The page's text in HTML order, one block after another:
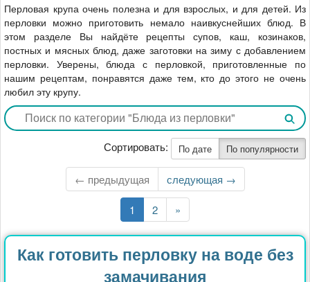
Перловая крупа очень полезна и для взрослых, и для детей. Из
перловки можно приготовить немало наивкуснейших блюд. В
этом разделе Вы найдёте рецепты супов, каш, козинаков,
постных и мясных блюд, даже заготовки на зиму с добавлением
перловки. Уверены, блюда с перловкой, приготовленные по
нашим рецептам, понравятся даже тем, кто до этого не очень
любил эту крупу.
Сортировать: По дате По популярности
← предыдущая
Следующая
страница
следующая →
Текущая
страница
1 Страница
2
Последняя
страница
»
Как готовить перловку на воде без
замачивания